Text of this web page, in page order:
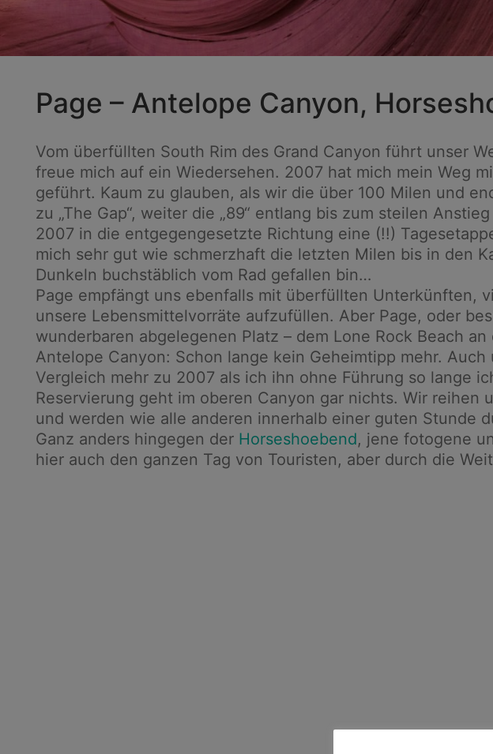
Page – Antelope Canyon,
Vom überfüllten South Rim des Grand Canyon führt unser
freue mich auf ein Wiedersehen. 2007 hat mich mein Weg
geführt. Kaum zu glauben, als wir die über 100 Milen und
zu „The Gap“, weiter die „89“ entlang bis zum steilen
2007 in die entgegengesetzte Richtung eine (!!)
mich sehr gut wie schmerzhaft die letzten Milen bis in den
Dunkeln buchstäblich vom Rad gefallen bin…
Page empfängt uns ebenfalls mit überfüllten Unterkünften,
unsere Lebensmittelvorräte aufzufüllen. Aber Page, oder
wunderbaren abgelegenen Platz – dem Lone Rock Beach
Antelope Canyon: Schon lange kein Geheimtipp mehr.
Vergleich mehr zu 2007 als ich ihn ohne Führung so lange
Reservierung geht im oberen Canyon gar nichts. Wir reihen
und werden wie alle anderen innerhalb einer guten Stunde
Ganz anders hingegen der Horseshoebend, jene fotogene
hier auch den ganzen Tag von Touristen, aber durch die